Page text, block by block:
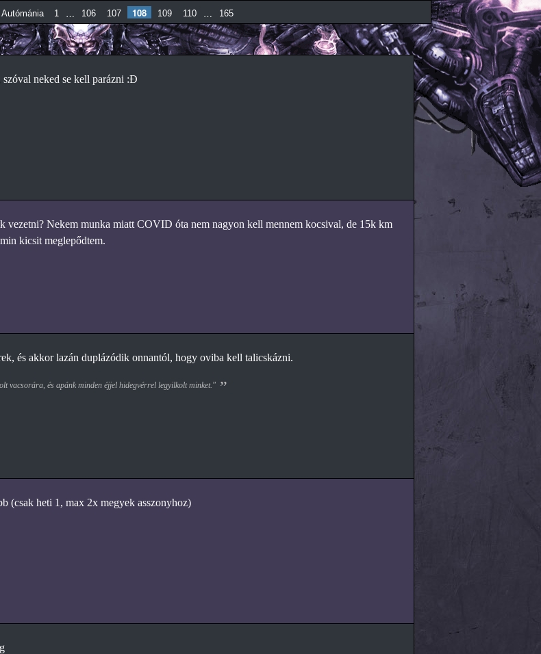
Ugrás a
tartalomra
Autómánia 1 … 106 107 108 109 110 … 165
neked se kell parázni :Đ
vezetni? Nekem munka miatt COVID óta nem nagyon kell mennem kocsival, de 15k km
kicsit meglepődtem.
és akkor lazán duplázódik onnantól, hogy oviba kell talicskázni.
vacsorára, és apánk minden éjjel hidegvérrel legyilkolt minket."
(csak heti 1, max 2x megyek asszonyhoz)